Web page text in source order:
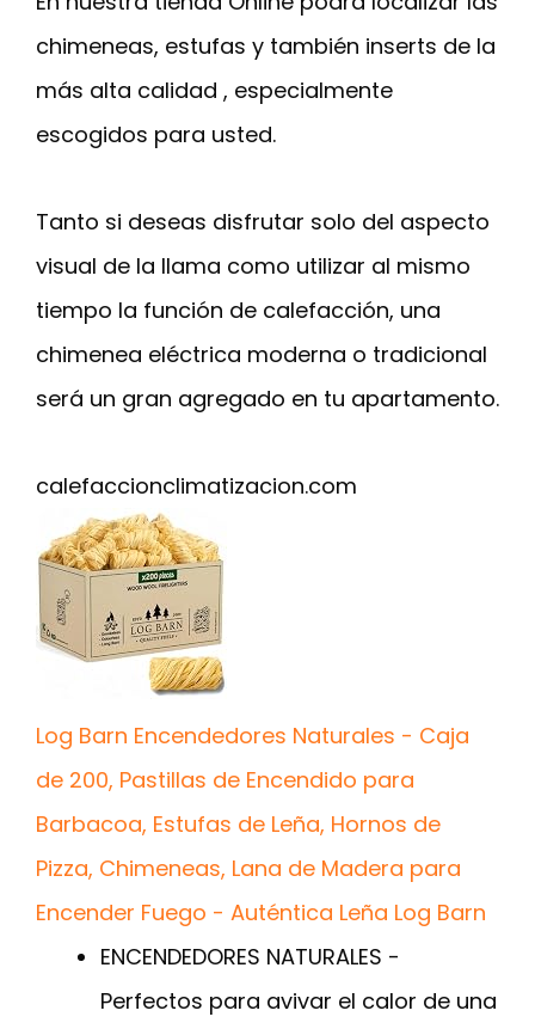
chimeneas, estufas y también inserts de la
más alta calidad , especialmente
escogidos para usted.
Tanto si deseas disfrutar solo del aspecto
visual de la llama como utilizar al mismo
tiempo la función de calefacción, una
chimenea eléctrica moderna o tradicional
será un gran agregado en tu apartamento.
calefaccionclimatizacion.com
Log Barn Encendedores Naturales - Caja
de 200, Pastillas de Encendido para
Barbacoa, Estufas de Leña, Hornos de
Pizza, Chimeneas, Lana de Madera para
Encender Fuego - Auténtica Leña Log Barn
ENCENDEDORES NATURALES -
Perfectos para avivar el calor de una